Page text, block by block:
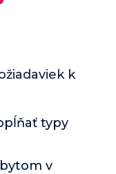
k
typy
v